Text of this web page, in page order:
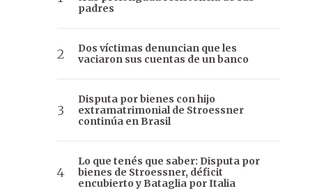
padres
Dos víctimas denuncian que les
vaciaron sus cuentas de un banco
Disputa por bienes con hijo
extramatrimonial de Stroessner
continúa en Brasil
Lo que tenés que saber: Disputa por
bienes de Stroessner, déficit
encubierto y Bataglia por Italia